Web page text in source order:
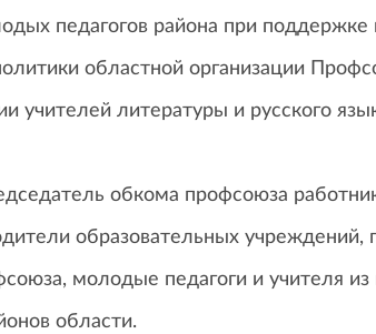
педагогов района при поддержке
областной организации
учителей литературы и русского
обкома профсоюза
образовательных учреждений,
молодые педагоги и учителя
области.